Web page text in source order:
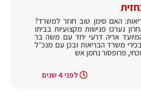
האם סימן טוב חוזר למשרד?
נערכו פגישות מקצועיות בביתו
אריה דרעי יחד עם משה בר
משרד הבריאות ובכן עם מנכ״ל
פרופסור נחמן אש
לפני 4 שנים